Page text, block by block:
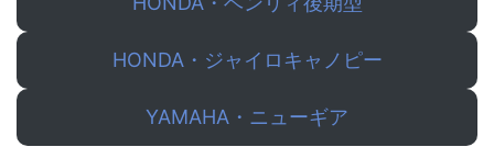
HONDA・ジャイロキャノピー
YAMAHA・ニューギア